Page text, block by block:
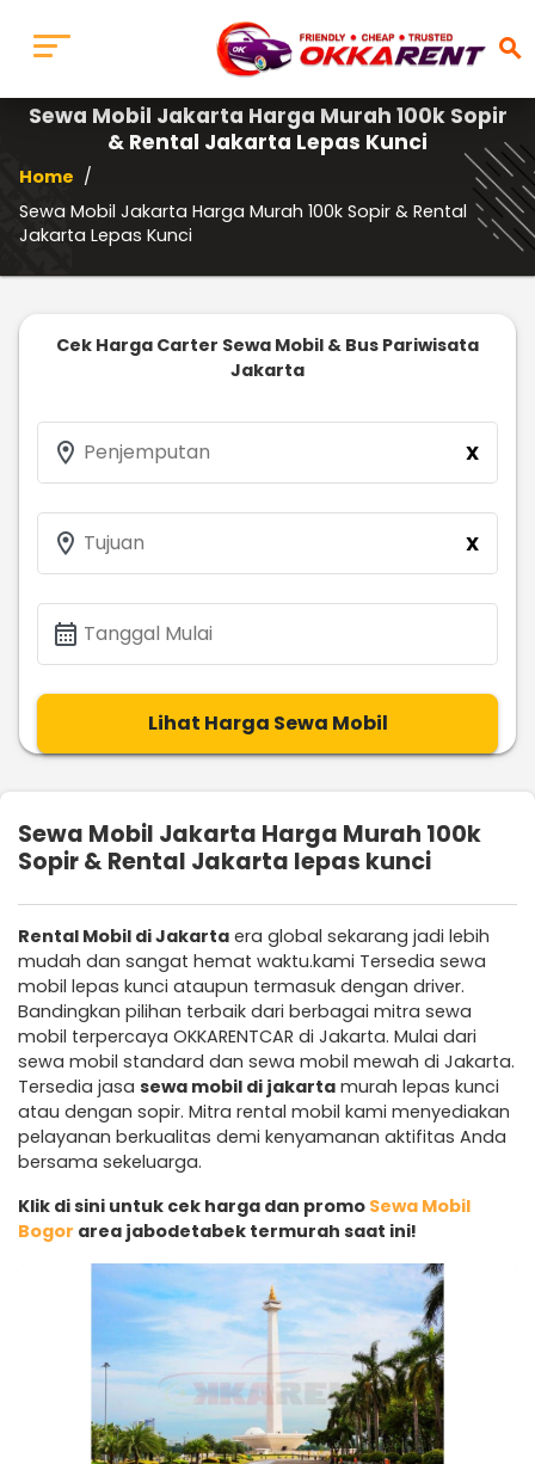
search
Sewa Mobil Jakarta Harga Murah 100k Sopir
& Rental Jakarta Lepas Kunci
Home /
Sewa Mobil Jakarta Harga Murah 100k Sopir & Rental
Jakarta Lepas Kunci
Cek Harga Carter Sewa Mobil & Bus Pariwisata
Jakarta
location_on Penjemputan X
location_on Tujuan X
calendar_month Tanggal Mulai
Lihat Harga Sewa Mobil
Sewa Mobil Jakarta Harga Murah 100k
Sopir & Rental Jakarta lepas kunci
Rental Mobil di Jakarta era global sekarang jadi lebih
mudah dan sangat hemat waktu.kami Tersedia sewa
mobil lepas kunci ataupun termasuk dengan driver.
Bandingkan pilihan terbaik dari berbagai mitra sewa
mobil terpercaya OKKARENTCAR di Jakarta. Mulai dari
sewa mobil standard dan sewa mobil mewah di Jakarta.
Tersedia jasa sewa mobil di jakarta murah lepas kunci
atau dengan sopir. Mitra rental mobil kami menyediakan
pelayanan berkualitas demi kenyamanan aktifitas Anda
bersama sekeluarga.
Klik di sini untuk cek harga dan promo Sewa Mobil
Bogor area jabodetabek termurah saat ini!